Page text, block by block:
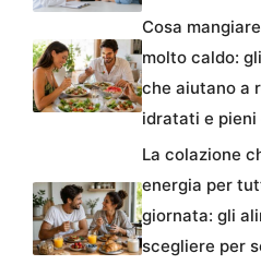
Cosa
molto caldo:
che aiutano a
idratati e pieni
La colazione
energia per
giornata: gli
scegliere per